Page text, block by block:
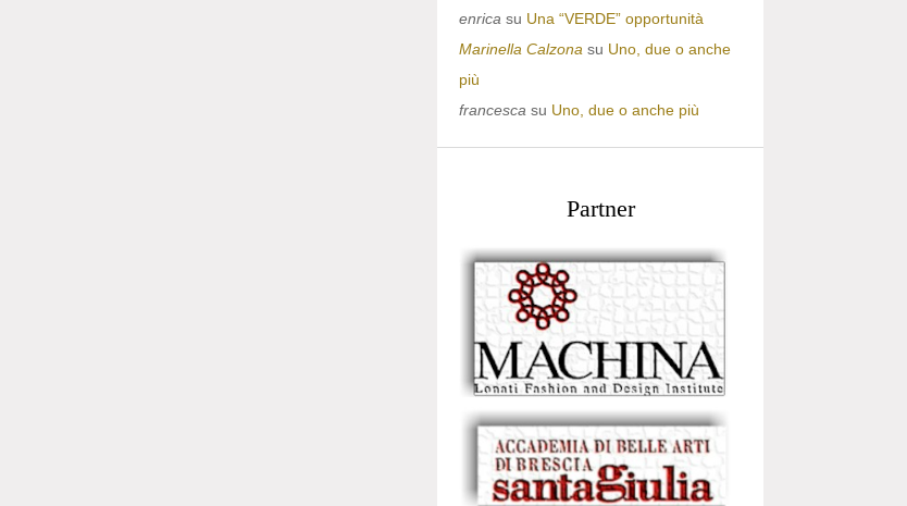
enrica su Una “VERDE” opportunità
Marinella Calzona su Uno, due o anche
più
francesca su Uno, due o anche più
Partner